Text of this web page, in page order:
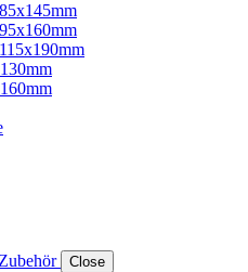
Close